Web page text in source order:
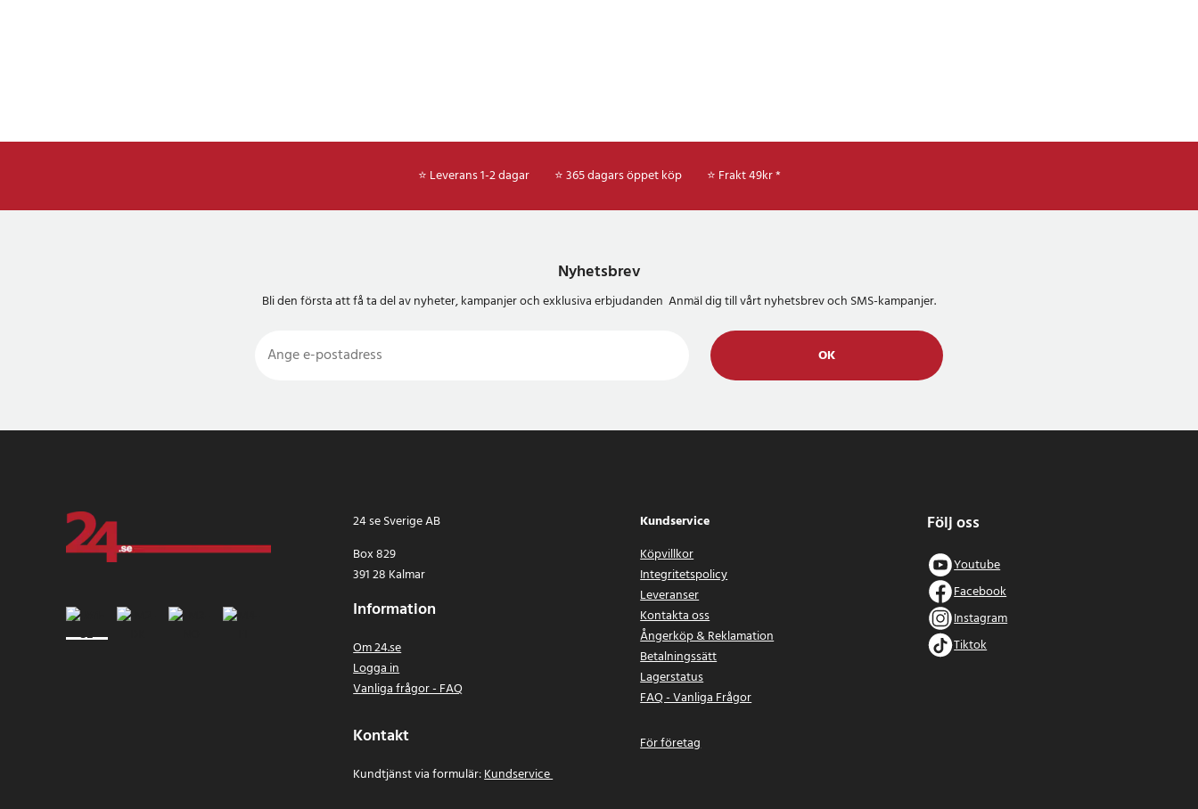
⭐ Leverans 1-2 dagar ⭐ 365 dagars öppet köp ⭐ Frakt 49kr *
Nyhetsbrev
Bli den första att få ta del av nyheter, kampanjer och exklusiva erbjudanden Anmäl dig till vårt nyhetsbrev och SMS-kampanjer.
OK
24 se Sverige AB
Box 829
391 28 Kalmar
Information
Om 24.se
Logga in
Vanliga frågor - FAQ
Kontakt
Kundtjänst via formulär:Kundservice
Kundservice
Köpvillkor
Integritetspolicy
Leveranser
Kontakta oss
Ångerköp & Reklamation
Betalningssätt
Lagerstatus
FAQ - Vanliga Frågor
För företag
Följ oss
Youtube
Facebook
Instagram
Tiktok